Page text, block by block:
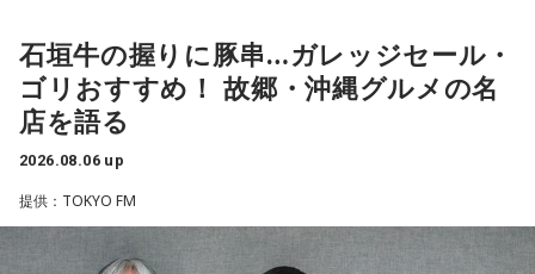
が藏内さんだった。藏内さんは国会議員が就くことが多い自
民党県連会長にもなれた。ドンは保守分裂の中で育つんです
ね」
放送ではさらにドンの実態についての解説が続いた。
や推薦を出すのか、という決定権を握っている。あとは役
人、教職員、警察署員といった地方公務員の人事にも影響力
を発揮することがあります」
長野「はい」
常井「人事の季節になるとドンの自宅に行列ができる、と言
われるんですね。別の地域で聴いた話ですが、ドンの家に入
ゴリさんは、1972年沖縄県那覇市生まれ。沖縄の本土復帰か
らわずか1週間後に生まれた“復帰っ子”です。1995年に中学時
代の同級生・川田広樹さんとガレッジセールを結成し、バラ
エティ番組などで人気を集めました。2006年からは映画監督
としても活動。2019年公開の映画「洗骨」はモスクワ国際映
督協会新人賞を受賞しました。また、「おきなわ新喜劇」の
旗揚げやYouTube「ゴリ★オキナワ」などを通じて、故郷・
沖縄の魅力を発信し続けています。
石垣牛の握りに豚串…ガレッジセール・
ゴリおすすめ！ 故郷・沖縄グルメの名
店を語る
2026.08.06 up
提供：TOKYO FM